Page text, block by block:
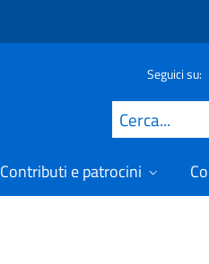
Seguici su:
Cerca
Contributi e patrocini